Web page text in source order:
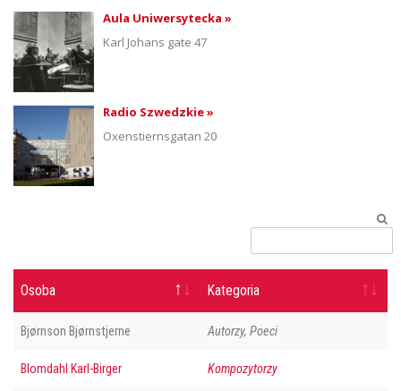
Aula Uniwersytecka »
Karl Johans gate 47
Radio Szwedzkie »
Oxenstiernsgatan 20
Osoba Kategoria
Bjørnson Bjørnstjerne Autorzy, Poeci
Blomdahl Karl-Birger Kompozytorzy